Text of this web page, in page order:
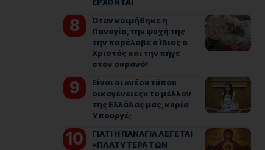
Όταν κοιμήθηκε η
Παναγία, την ψυχή της
την παρέλαβε ο Ίδιος ο
Χριστός και την πήγε
στον ουρανό!
Είναι οι «νέου τύπου
οικογένειες» το μέλλον
της Ελλάδας μας, κυρία
Υπουργέ;
ΓΙΑΤΙ Η ΠΑΝΑΓΙΑ ΛΕΓΕΤΑΙ
«ΠΛΑΤΥΤΕΡΑ ΤΩΝ